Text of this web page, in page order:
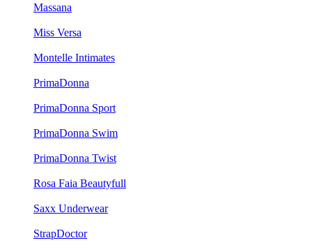
Massana
Miss Versa
Montelle Intimates
PrimaDonna
PrimaDonna Sport
PrimaDonna Swim
PrimaDonna Twist
Rosa Faia Beautyfull
Saxx Underwear
StrapDoctor